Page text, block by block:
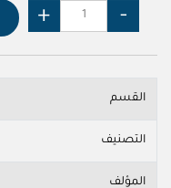
القسم
التصنيف
المؤلف